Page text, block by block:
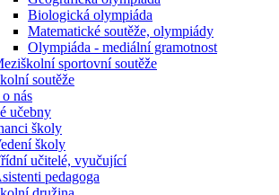
Biologická olympiáda
Matematické soutěže, olympiády
Olympiáda - mediální gramotnost
sportovní soutěže
soutěže
nás
učebny
školy
školy
učitelé, vyučující
pedagoga